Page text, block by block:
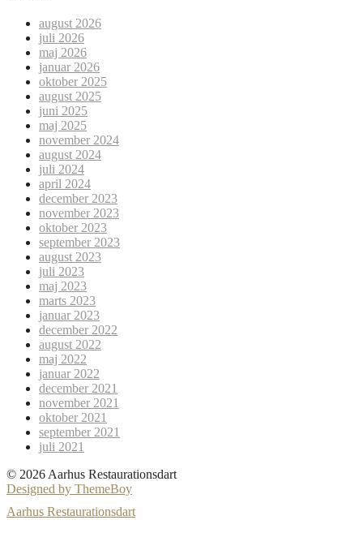
august 2026
juli 2026
maj 2026
januar 2026
oktober 2025
august 2025
juni 2025
maj 2025
november 2024
august 2024
juli 2024
april 2024
december 2023
november 2023
oktober 2023
september 2023
august 2023
juli 2023
maj 2023
marts 2023
januar 2023
december 2022
august 2022
maj 2022
januar 2022
december 2021
november 2021
oktober 2021
september 2021
juli 2021
© 2026 Aarhus Restaurationsdart
Designed by ThemeBoy
Aarhus Restaurationsdart